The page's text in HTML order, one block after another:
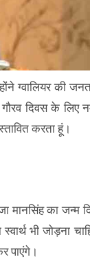
ग्वालियर की
दिवस के लिए
करता हूं।
मानसिंह का जन्म
भी जोड़ना
पाएंगे।